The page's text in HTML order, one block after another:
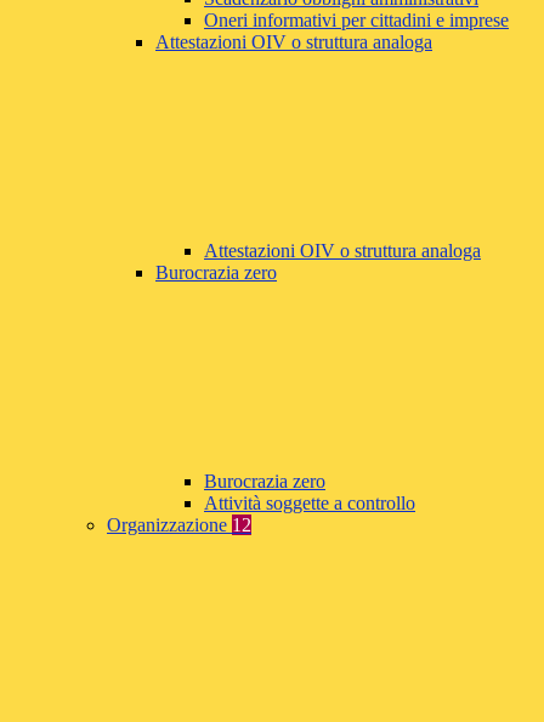
Oneri informativi per cittadini e imprese
Attestazioni OIV o struttura analoga
Attestazioni OIV o struttura analoga
Burocrazia zero
Burocrazia zero
Attività soggette a controllo
Organizzazione 12